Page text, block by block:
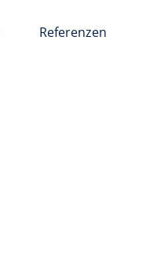
Referenzen